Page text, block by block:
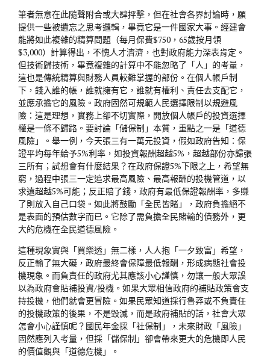
筆者無意在此隨聲附合或大肆抨擊，但在社會各界討論時，願
提供一些被遺忘之思考邏輯，畢竟它是一件國家大事。經建會
能將如此複雜的精算問題（每月保費$750，65歲按月領
$3,000）計算得出，不愧人才濟濟，也對政府能力深表肯定。
但技術歸技術，畢竟複雜的計算中不能忽略了「人」的考量，
這也是傳統精算與財務人員較難掌握的部份。在個人帳戶制
下，錢入誰的帳，誰就擁有它，誰就有權利、責任去支配它，
並應承擔它的風險。政府固然可規範人民選擇限制以規避風
險：這是理想，實務上卻不切實際，開放個人帳戶的投資選擇
權是一條不歸路。要討論「儲保制」本質，重點之一是「道德
風險」。舉一例，今天張三有一萬元投資，假如政府告知：保
證平均每年給予5%利率，如投資報酬超越5%，超越部份亦歸張
三所有；試想會有什麼結果？在政府保證5%下限之上，希望無
窮，過程中張三一定追求最高風險、最高報酬的投機管道，以
求遠超越5%可能；反正賠了錢，政府有最低保證報酬率，多賺
了則放入自己口袋。如此將鼓勵「全民皆賭」，政府負擔絕不
是表面的預估數字而已。它除了需負擔全民賭輸的債務外，更
大的危機在全民道德風險。
這種現象實與「買樂透」無二樣，人人抱「一夕致富」希望，
反正輸了無大礙，政府最終會保障最低報酬，形成病態社會投
機現象。而負責任的政府尤其應該小心謹慎，勿讓一般大眾誤
以為政府會貼補投資/投機。如果大眾相信政府的補貼政策會支
持投機，他們就會更冒險。如果民眾知道採行魯莽或不負責任
的投機政策的後果，不是毀滅，而是政府補貼的話，社會大眾
怎會小心謹慎呢？國民年金採「社保制」，未來財政「風險」
固然應列入考量，但採「儲保制」卻會帶來更大的危機即人民
的價值觀與「道德危機」。